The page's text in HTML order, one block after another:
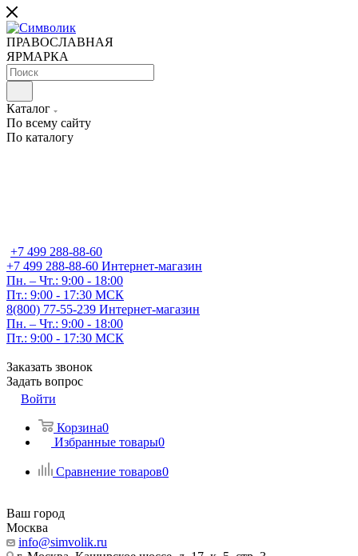
ПРАВОСЛАВНАЯ
ЯРМАРКА
Каталог
По всему сайту
По каталогу
+7 499 288-88-60
+7 499 288-88-60 Интернет-магазин
Пн. – Чт.: 9:00 - 18:00
Пт.: 9:00 - 17:30 МСК
8(800) 77-55-239 Интернет-магазин
Пн. – Чт.: 9:00 - 18:00
Пт.: 9:00 - 17:30 МСК
Заказать звонок
Задать вопрос
Войти
Корзина0
Избранные товары0
Сравнение товаров0
Ваш город
Москва
info@simvolik.ru